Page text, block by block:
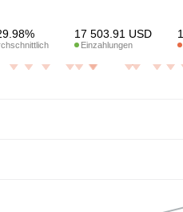
17 503.91 USD
Einzahlungen